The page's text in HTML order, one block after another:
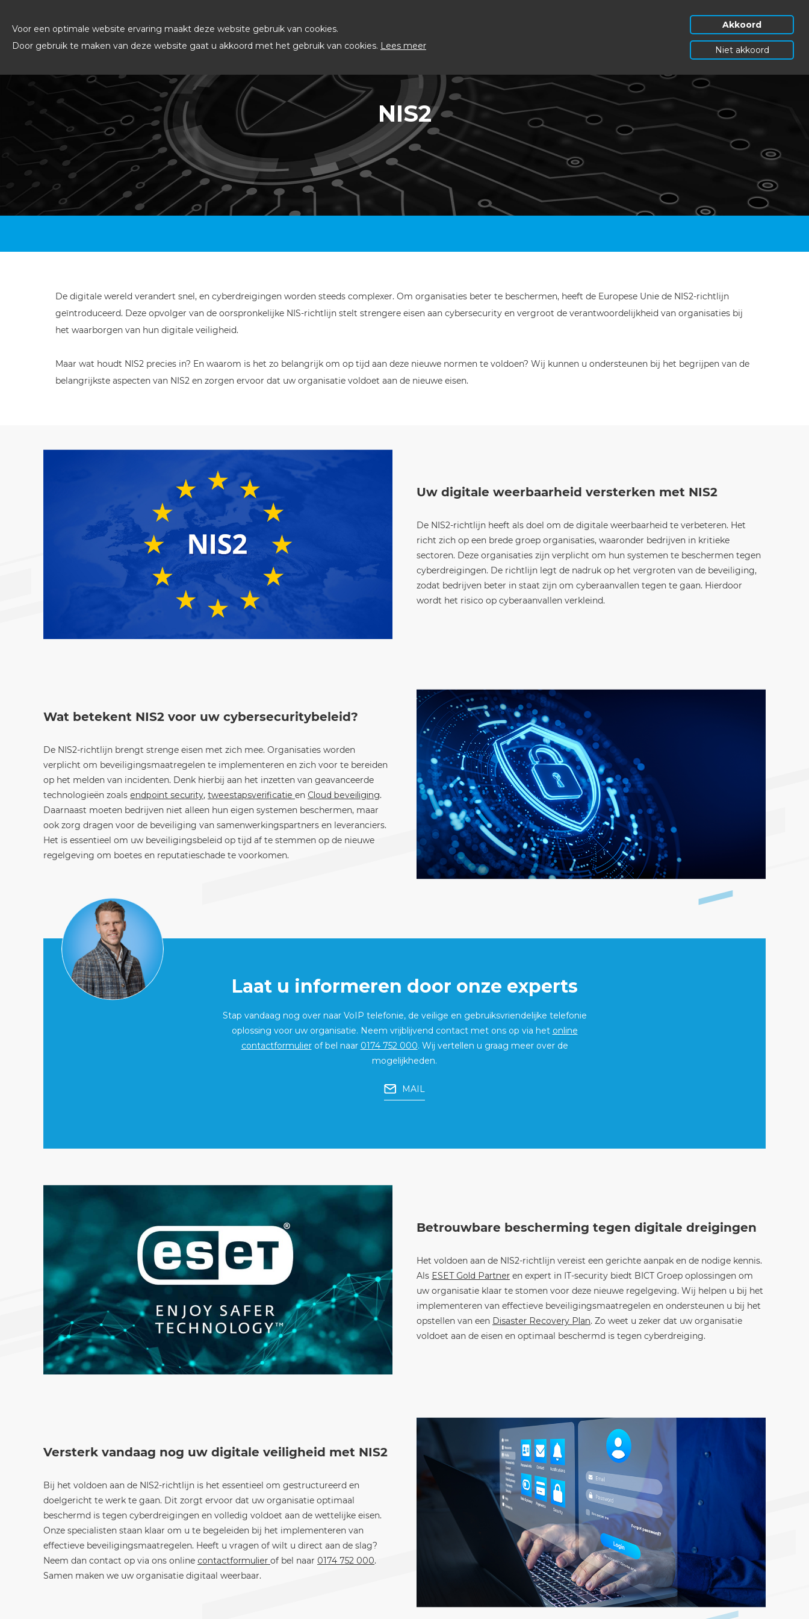
Voor een optimale website ervaring maakt deze website gebruik van cookies.
Door gebruik te maken van deze website gaat u akkoord met het gebruik van cookies. Lees meer
Akkoord
Niet akkoord
NIS2
De digitale wereld verandert snel, en cyberdreigingen worden steeds complexer. Om organisaties beter te beschermen, heeft de Europese Unie de NIS2-richtlijn
geïntroduceerd. Deze opvolger van de oorspronkelijke NIS-richtlijn stelt strengere eisen aan cybersecurity en vergroot de verantwoordelijkheid van organisaties bij
het waarborgen van hun digitale veiligheid.
Maar wat houdt NIS2 precies in? En waarom is het zo belangrijk om op tijd aan deze nieuwe normen te voldoen? Wij kunnen u ondersteunen bij het begrijpen van de
belangrijkste aspecten van NIS2 en zorgen ervoor dat uw organisatie voldoet aan de nieuwe eisen.
Uw digitale weerbaarheid versterken met NIS2
De NIS2-richtlijn heeft als doel om de digitale weerbaarheid te verbeteren. Het
richt zich op een brede groep organisaties, waaronder bedrijven in kritieke
sectoren. Deze organisaties zijn verplicht om hun systemen te beschermen tegen
cyberdreigingen. De richtlijn legt de nadruk op het vergroten van de beveiliging,
zodat bedrijven beter in staat zijn om cyberaanvallen tegen te gaan. Hierdoor
wordt het risico op cyberaanvallen verkleind.
Wat betekent NIS2 voor uw cybersecuritybeleid?
De NIS2-richtlijn brengt strenge eisen met zich mee. Organisaties worden
verplicht om beveiligingsmaatregelen te implementeren en zich voor te bereiden
op het melden van incidenten. Denk hierbij aan het inzetten van geavanceerde
technologieën zoals endpoint security, tweestapsverificatie en Cloud beveiliging.
Daarnaast moeten bedrijven niet alleen hun eigen systemen beschermen, maar
ook zorg dragen voor de beveiliging van samenwerkingspartners en leveranciers.
Het is essentieel om uw beveiligingsbeleid op tijd af te stemmen op de nieuwe
regelgeving om boetes en reputatieschade te voorkomen.
Laat u informeren door onze experts
Stap vandaag nog over naar VoIP telefonie, de veilige en gebruiksvriendelijke telefonie
oplossing voor uw organisatie. Neem vrijblijvend contact met ons op via het online
contactformulierof bel naar 0174 752 000. Wij vertellen u graag meer over de
mogelijkheden.
MAIL
Betrouwbare bescherming tegen digitale dreigingen
Het voldoen aan de NIS2-richtlijn vereist een gerichte aanpak en de nodige kennis.
Als ESET Gold Partner en expert in IT-security biedt BICT Groep oplossingen om
uw organisatie klaar te stomen voor deze nieuwe regelgeving. Wij helpen u bij het
implementeren van effectieve beveiligingsmaatregelen en ondersteunen u bij het
opstellen van een Disaster Recovery Plan. Zo weet u zeker dat uw organisatie
voldoet aan de eisen en optimaal beschermd is tegen cyberdreiging.
Versterk vandaag nog uw digitale veiligheid met NIS2
Bij het voldoen aan de NIS2-richtlijn is het essentieel om gestructureerd en
doelgericht te werk te gaan. Dit zorgt ervoor dat uw organisatie optimaal
beschermd is tegen cyberdreigingen en volledig voldoet aan de wettelijke eisen.
Onze specialisten staan klaar om u te begeleiden bij het implementeren van
effectieve beveiligingsmaatregelen. Heeft u vragen of wilt u direct aan de slag?
Neem dan contact op via ons online contactformulier of bel naar 0174 752 000.
Samen maken we uw organisatie digitaal weerbaar.